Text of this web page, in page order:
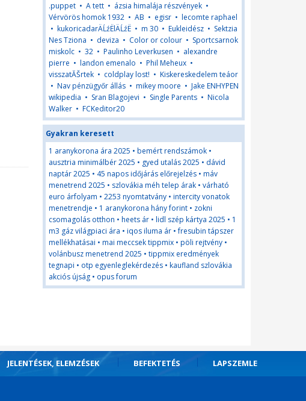
.puppet • A tett • ázsia himalája részvények •
Vérvörös homok 1932 • AB • egisr • lecomte raphael
• kukoricadarÄĹźËlÄĹźË • m 30 • Eukleidész • Sektzia
Nes Tziona • deviza • Color or colour • Sportcsarnok
miskolc • 32 • Paulinho Leverkusen • alexandre
pierre • landon emenalo • Phil Meheux •
visszatĂŠrtek • coldplay lost! • Kiskereskedelem teáor
• Nav pénzügyőr állás • mikey moore • Jake ENHYPEN
wikipedia • Sran Blagojevi • Single Parents • Nicola
Walker • FCKeditor20
Gyakran keresett
1 aranykorona ára 2025 • bemért rendszámok •
ausztria minimálbér 2025 • gyed utalás 2025 • dávid
naptár 2025 • 45 napos időjárás előrejelzés • máv
menetrend 2025 • szlovákia méh telep árak • várható
euro árfolyam • 2253 nyomtatvány • intercity vonatok
menetrendje • 1 aranykorona hány forint • zokni
csomagolás otthon • heets ár • lidl szép kártya 2025 • 1
m3 gáz világpiaci ára • iqos iluma ár •fresubin tápszer
mellékhatásai • mai meccsek tippmix • pöli rejtvény •
volánbusz menetrend 2025 • tippmix eredmények
tegnapi • otp egyenleglekérdezés • kaufland szlovákia
akciós újság • opus forum
JELENTÉSEK, ELEMZÉSEK BEFEKTETÉS LAPSZEMLE